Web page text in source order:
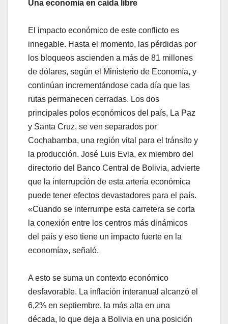
Una economía en caída libre
El impacto económico de este conflicto es
innegable. Hasta el momento, las pérdidas por
los bloqueos ascienden a más de 81 millones
de dólares, según el Ministerio de Economía, y
continúan incrementándose cada día que las
rutas permanecen cerradas. Los dos
principales polos económicos del país, La Paz
y Santa Cruz, se ven separados por
Cochabamba, una región vital para el tránsito y
la producción. José Luis Evia, ex miembro del
directorio del Banco Central de Bolivia, advierte
que la interrupción de esta arteria económica
puede tener efectos devastadores para el país.
«Cuando se interrumpe esta carretera se corta
la conexión entre los centros más dinámicos
del país y eso tiene un impacto fuerte en la
economía», señaló.
A esto se suma un contexto económico
desfavorable. La inflación interanual alcanzó el
6,2% en septiembre, la más alta en una
década, lo que deja a Bolivia en una posición